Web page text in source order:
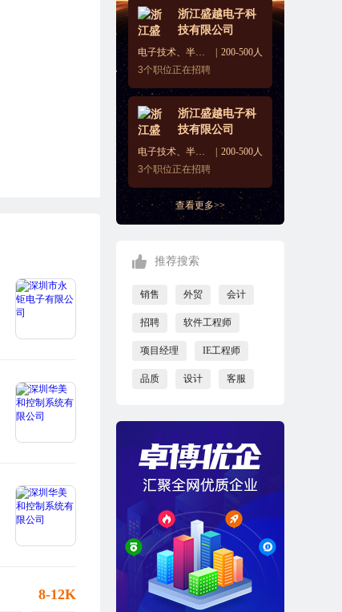
浙江盛越电子科
技有限公司
电子技术、半导体、集成电路
200-500人
3个职位正在招聘
浙江盛越电子科
技有限公司
电子技术、半导体、集成电路
200-500人
3个职位正在招聘
查看更多>>
推荐搜索
销售 外贸 会计
招聘 软件工程师
项目经理 IE工程师
品质 设计 客服
8-12K